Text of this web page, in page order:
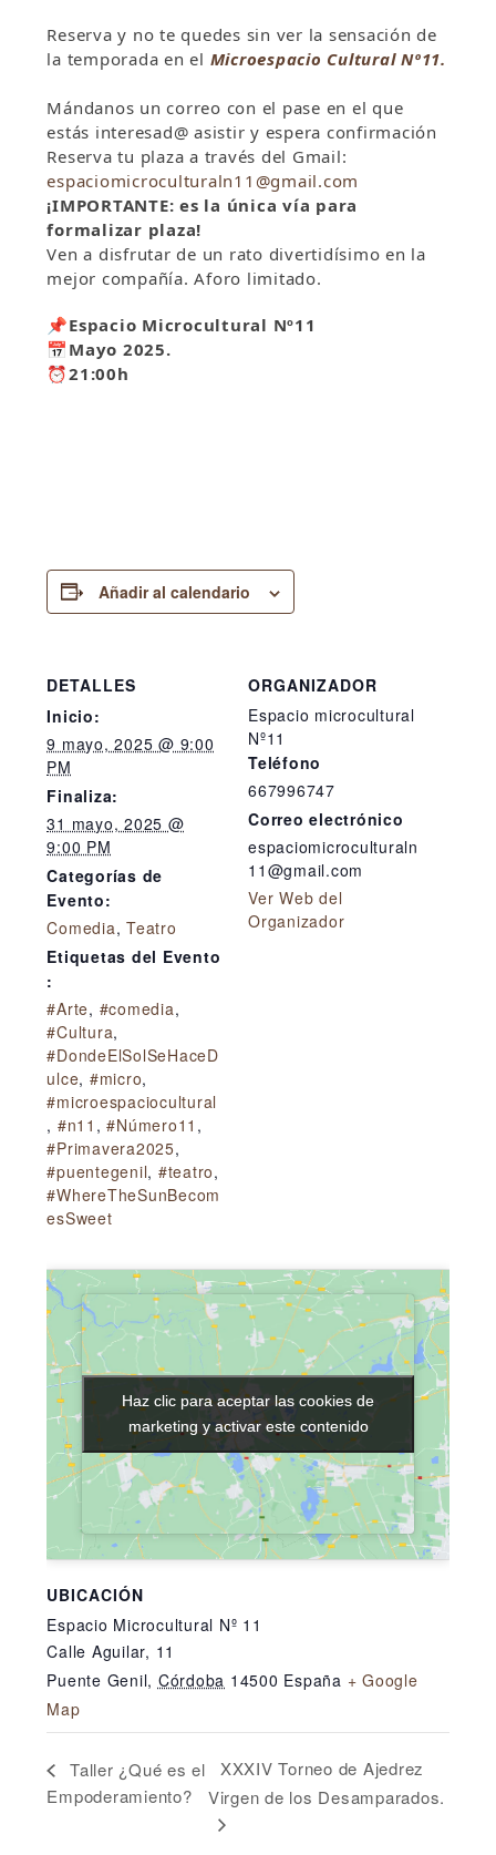
Reserva y no te quedes sin ver la sensación de
la temporada en el Microespacio Cultural Nº11.
Mándanos un correo con el pase en el que
estás interesad@ asistir y espera confirmación
Reserva tu plaza a través del Gmail:
espaciomicroculturaln11@gmail.com
¡IMPORTANTE: es la única vía para
formalizar plaza!
Ven a disfrutar de un rato divertidísimo en la
mejor compañía. Aforo limitado.
📌Espacio Microcultural Nº11
📅 Mayo 2025.
⏰21:00h
Añadir al calendario
DETALLES
Inicio:
9 mayo, 2025 @ 9:00
PM
Finaliza:
31 mayo, 2025 @
9:00 PM
Categorías de
Evento:
Comedia,Teatro
Etiquetas del Evento
:
#Arte, #comedia,
#Cultura,
#DondeElSolSeHaceD
ulce, #micro,
#microespaciocultural
, #n11 ,#Número11 ,
#Primavera2025,
#puentegenil, #teatro,
#WhereTheSunBecom
esSweet
ORGANIZADOR
Espacio microcultural
Nº11
Teléfono
667996747
Correo electrónico
espaciomicroculturaln
11@gmail.com
Ver Web del
Organizador
UBICACIÓN
Espacio Microcultural Nº 11
Calle Aguilar, 11
Puente Genil, Córdoba 14500 España + Google
Map
Haz clic para aceptar las cookies de
marketing y activar este contenido
Haz clic para aceptar las cookies de
marketing y activar este contenido
Taller ¿Qué es el
Empoderamiento?
XXXIV Torneo de Ajedrez
Virgen de los Desamparados.